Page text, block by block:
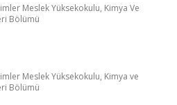
Meslek Yüksekokulu, Kimya Ve
Bölümü
Meslek Yüksekokulu, Kimya ve
Bölümü